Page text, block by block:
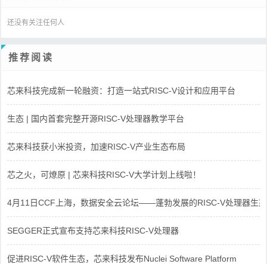
还没有关注任何人
推荐阅读
芯来科技完成新一轮融资：打造一站式RISC-V设计和应用平台
生态 | 国内首套完整开源RISC-V处理器教学平台
芯来科技获小米投资，加速RISC-V产业生态布局
芯之火，可燎原 | 芯来科技RISC-V大学计划上线啦！
4月11日CCF上海，数据安全云论坛——蓬勃发展的RISC-V处理器生态
SEGGER正式宣布支持芯来科技RISC-V处理器
促进RISC-V软件生态，芯来科技发布Nuclei Software Platform